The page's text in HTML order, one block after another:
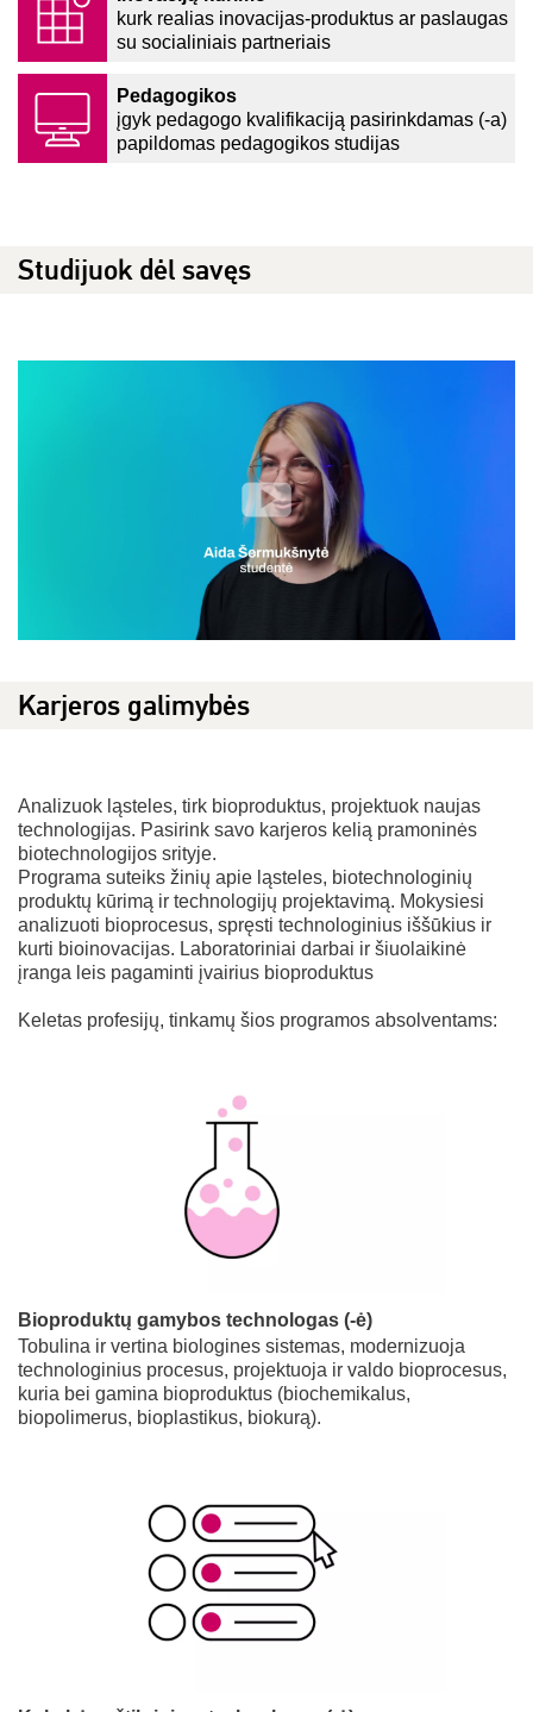
kurk realias inovacijas-produktus ar paslaugas
su socialiniais partneriais
Pedagogikos
įgyk pedagogo kvalifikaciją pasirinkdamas (-a)
papildomas pedagogikos studijas
Studijuok dėl savęs
Karjeros galimybės
Analizuok ląsteles, tirk bioproduktus, projektuok naujas
technologijas. Pasirink savo karjeros kelią pramoninės
biotechnologijos srityje.
Programa suteiks žinių apie ląsteles, biotechnologinių
produktų kūrimą ir technologijų projektavimą. Mokysiesi
analizuoti bioprocesus, spręsti technologinius iššūkius ir
kurti bioinovacijas. Laboratoriniai darbai ir šiuolaikinė
įranga leis pagaminti įvairius bioproduktus
Keletas profesijų, tinkamų šios programos absolventams:
Bioproduktų gamybos technologas (-ė)
Tobulina ir vertina biologines sistemas, modernizuoja
technologinius procesus, projektuoja ir valdo bioprocesus,
kuria bei gamina bioproduktus (biochemikalus,
biopolimerus, bioplastikus, biokurą).